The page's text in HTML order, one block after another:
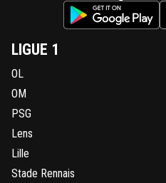
LIGUE 1
OL
OM
PSG
Lens
Lille
Stade Rennais